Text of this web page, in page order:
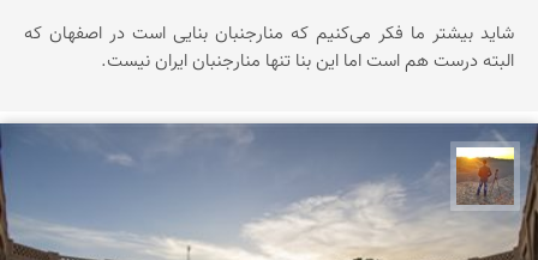
شاید بیشتر ما فکر می‌کنیم که منارجنبان بنایی است در اصفهان که
البته درست هم است اما این بنا تنها منارجنبان ایران نیست.
مهدی مخلصیان